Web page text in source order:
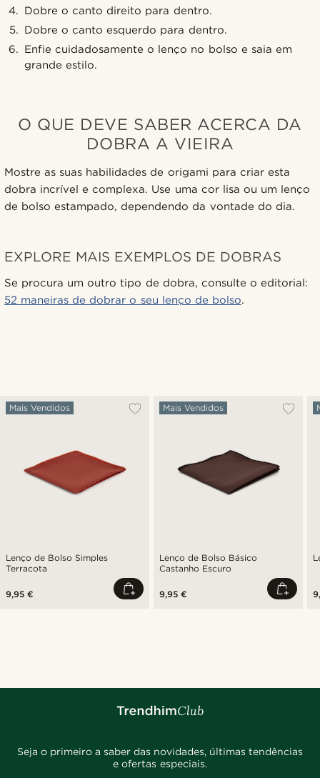
Dobre o canto direito para dentro.
Dobre o canto esquerdo para dentro.
Enfie cuidadosamente o lenço no bolso e saia em
grande estilo.
O QUE DEVE SABER ACERCA DA
DOBRA A VIEIRA
Mostre as suas habilidades de origami para criar esta
dobra incrível e complexa. Use uma cor lisa ou um lenço
de bolso estampado, dependendo da vontade do dia.
EXPLORE MAIS EXEMPLOS DE DOBRAS
Se procura um outro tipo de dobra, consulte o editorial:
52 maneiras de dobrar o seu lenço de bolso.
Lenço de Bolso Simples
Terracota
Mais Vendidos
9,95 €
Lenço de Bolso Básico
Castanho Escuro
Mais Vendidos
9,95 €
Seja o primeiro a saber das novidades, últimas tendências
e ofertas especiais.